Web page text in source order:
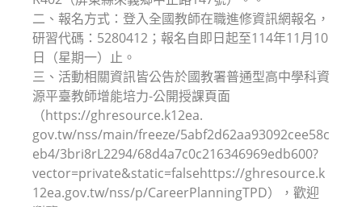
二、報名方式：登入全國教師在職進修資訊網報名，
研習代碼：5280412；報名自即日起至114年11月10
日（星期一）止。
三、活動相關資訊皆公告於國教署普通型高中學科資
源平臺教師增能培力-公開授課頁面
（https://ghresource.k12ea.
gov.tw/nss/main/freeze/5abf2d62aa93092cee58c
eb4/3bri8rL2294/68d4a7c0c216346969edb600?
vector=private&static=falsehttps://ghresource.k
12ea.gov.tw/nss/p/CareerPlanningTPD），歡迎